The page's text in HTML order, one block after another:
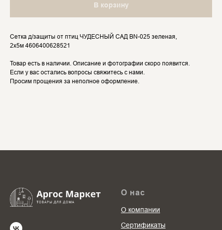
В корзину
Сетка д/защиты от птиц ЧУДЕСНЫЙ САД BN-025 зеленая,
2x5м 4606400628521
Товар есть в наличии. Описание и фотографии скоро появится.
Если у вас остались вопросы свяжитесь с нами.
Просим прощения за неполное оформление.
О нас
О компании
Сертификаты